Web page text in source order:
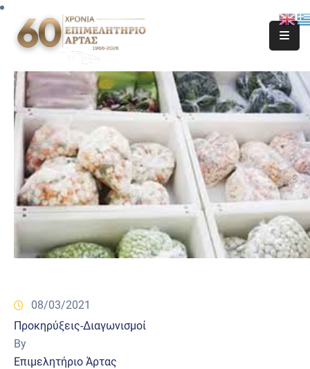
08/03/2021
Προκηρύξεις-Διαγωνισμοί
By
Επιμελητήριο Άρτας